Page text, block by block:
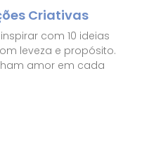
Criativas
com 10 ideias
leveza e propósito.
amor em cada